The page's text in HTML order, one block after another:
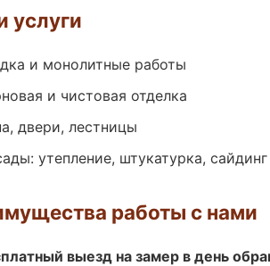
услуги
и монолитные работы
и чистовая отделка
двери, лестницы
утепление, штукатурка, сайдинг
работы с нами
выезд на замер в день